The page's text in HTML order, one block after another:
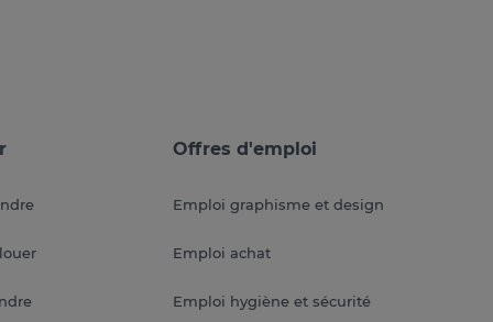
Offres d'emploi
Emploi graphisme et design
Emploi achat
Emploi hygiène et sécurité